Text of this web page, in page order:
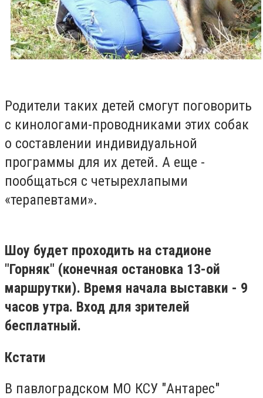
Родители таких детей смогут поговорить
с кинологами-проводниками этих собак
о составлении индивидуальной
программы для их детей. А еще -
пообщаться с четырехлапыми
«терапевтами».
Шоу будет проходить на стадионе
"Горняк" (конечная остановка 13-ой
маршрутки). Время начала выставки - 9
часов утра. Вход для зрителей
бесплатный.
Кстати
В павлоградском МО КСУ "Антарес"